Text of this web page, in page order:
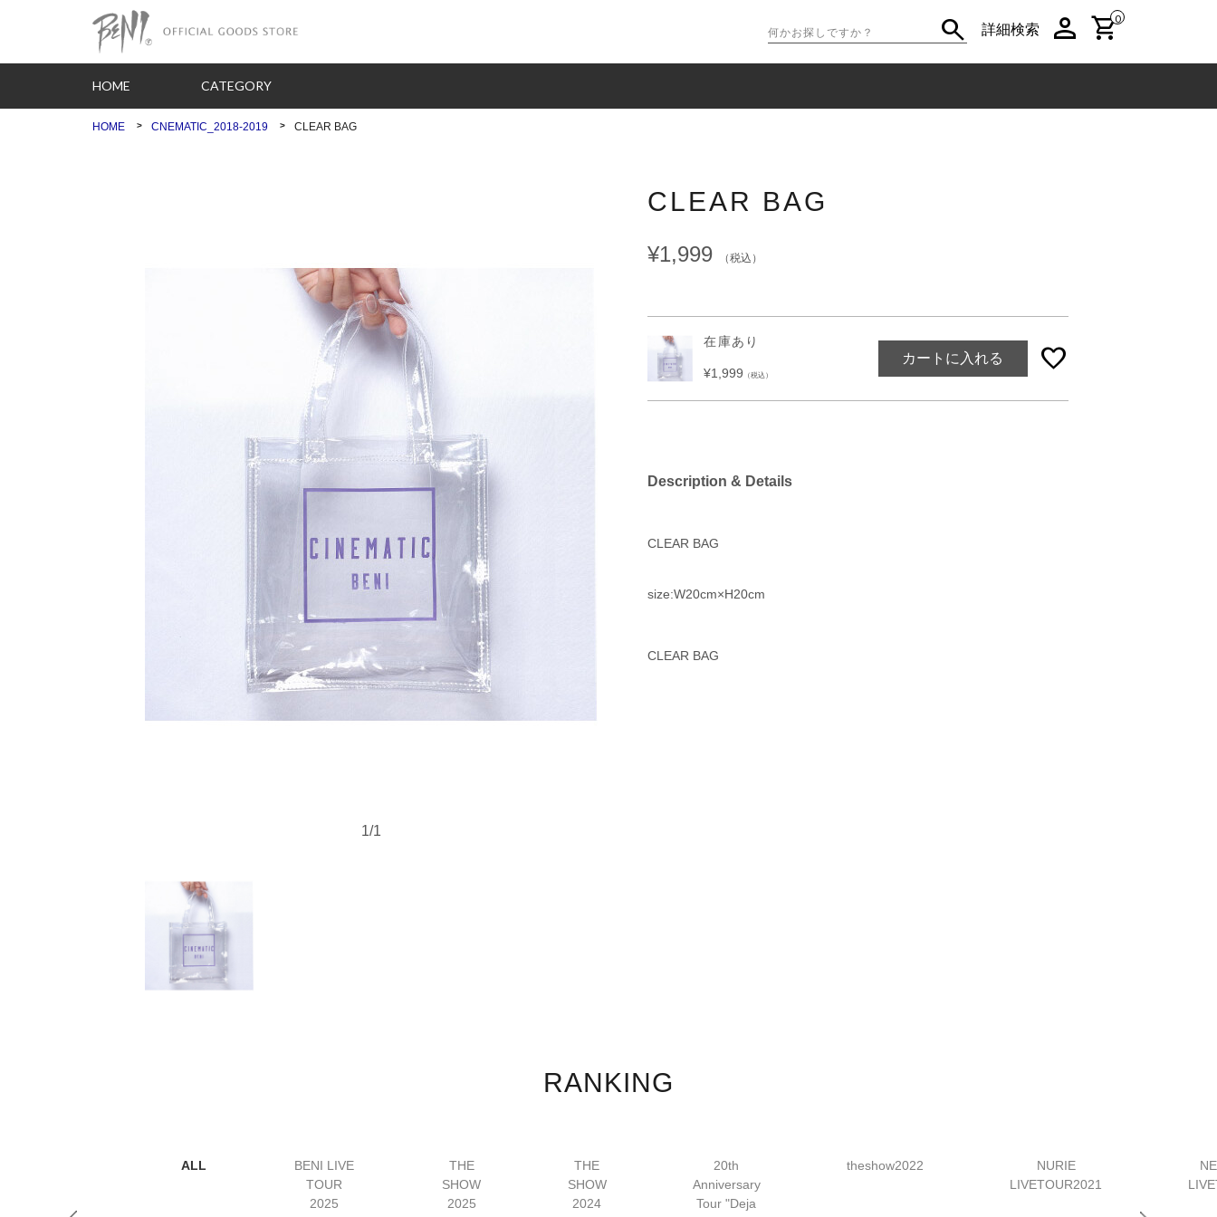
search 詳細検索 person shopping_cart0
HOME CATEGORY
HOME CNEMATIC_2018-2019 CLEAR BAG
1/1
CLEAR BAG
¥1,999 （税込）
在庫あり
¥1,999 （税込）
カートに入れる favorite
Description & Details
CLEAR BAG
size:W20cm×H20cm
CLEAR BAG
RANKING
ALL
BENI LIVE
TOUR
2025
THE
SHOW
2025
THE
SHOW
2024
20th
Anniversary
Tour "Deja
theshow2022
NURIE
LIVETOUR2021